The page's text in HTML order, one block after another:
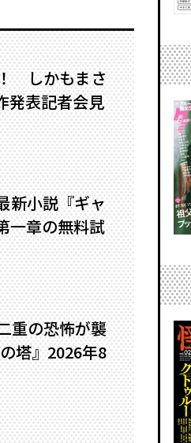
しかもまさ
発表記者会見
新小説『ギャ
一章の無料試
重の恐怖が襲
塔』2026年8